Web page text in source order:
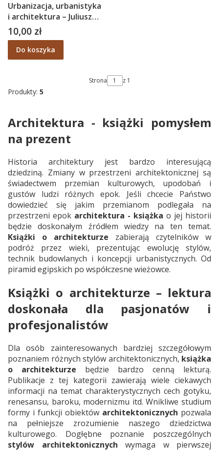
Urbanizacja, urbanistyka
i architektura – Juliusz
Goryński OMEGA 45
Cena
10,00 zł
Do koszyka
Strona z 1
Produkty: 5
Architektura - książki pomysłem
na prezent
Historia architektury jest bardzo interesującą
dziedziną. Zmiany w przestrzeni architektonicznej są
świadectwem przemian kulturowych, upodobań i
gustów ludzi różnych epok. Jeśli chcecie Państwo
dowiedzieć się jakim przemianom podlegała na
przestrzeni epok architektura - książka o jej historii
będzie doskonałym źródłem wiedzy na ten temat.
Książki o architekturze zabierają czytelników w
podróż przez wieki, prezentując ewolucję stylów,
technik budowlanych i koncepcji urbanistycznych. Od
piramid egipskich po współczesne wieżowce.
Książki o architekturze – lektura
doskonała dla pasjonatów i
profesjonalistów
Dla osób zainteresowanych bardziej szczegółowym
poznaniem różnych stylów architektonicznych, książka
o architekturze będzie bardzo cenną lekturą.
Publikacje z tej kategorii zawierają wiele ciekawych
informacji na temat charakterystycznych cech gotyku,
renesansu, baroku, modernizmu itd. Wnikliwe studium
formy i funkcji obiektów architektonicznych pozwala
na pełniejsze zrozumienie naszego dziedzictwa
kulturowego. Dogłębne poznanie poszczególnych
stylów architektonicznych wymaga w pierwszej